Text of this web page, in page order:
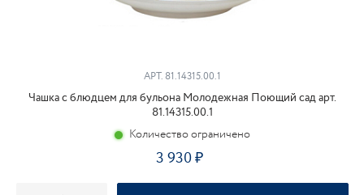
АРТ. 81.14315.00.1
Чашка с блюдцем для бульона Молодежная Поющий сад арт.
81.14315.00.1
Количество ограничено
3 930